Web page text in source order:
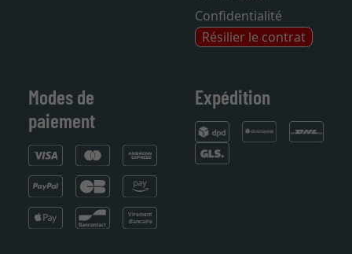
Rétractation
Confidentialité
Résilier le contrat
Modes de
paiement
Expédition